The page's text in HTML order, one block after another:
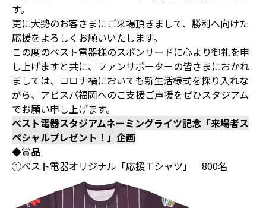
す。
更に大勢のお客さまにご来場頂きまして、勝利へ向けた
応援をよろしくお願いいたします。
この度のベスト電器様のスポンサードに心より御礼を申
し上げますと共に、ファンサポーターの皆さまにおかれ
ましては、コロナ禍においても新生活様式を採り入れな
がら、アビスパ福岡へのご支援ご声援をぜひスタジアム
でお願い申し上げます。
ベスト電器スタジアムネーミングライツ記念「来場者ス
ペシャルプレゼント！」企画
◆賞品
①ベスト電器オリジナル「応援Ｔシャツ」 800名